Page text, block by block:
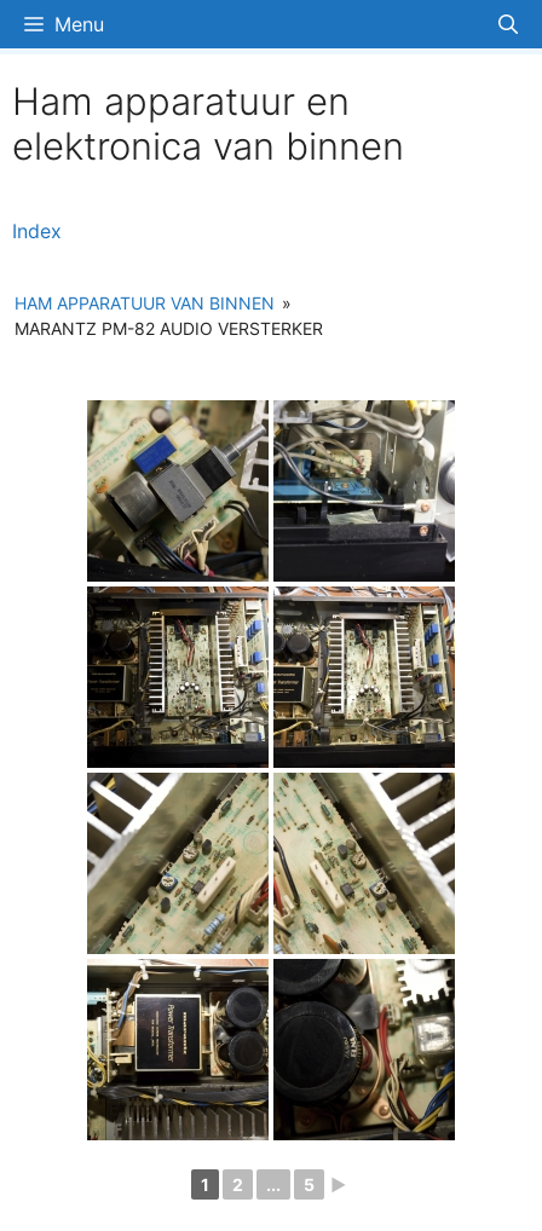
naar
inhoud
Menu
Ham apparatuur en
elektronica van binnen
Index
HAM APPARATUUR VAN BINNEN »
MARANTZ PM-82 AUDIO VERSTERKER
1 2 ... 5 ►